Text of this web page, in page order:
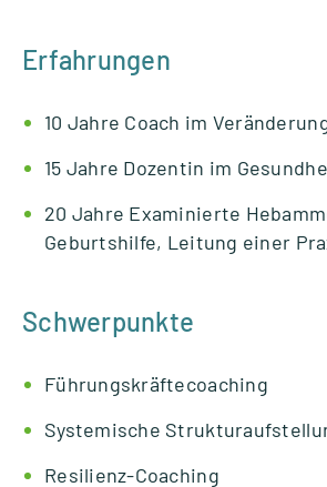
Erfahrungen
10 Jahre Coach im
15 Jahre Dozen­tin im
20 Jahre Exami­nierte
Geburts­hilfe, Lei­tung einer
Schwerpunkte
Füh­rungs­kräf­te­coa­ching
Sys­te­mi­sche
Resi­­li­enz-Coa­ching